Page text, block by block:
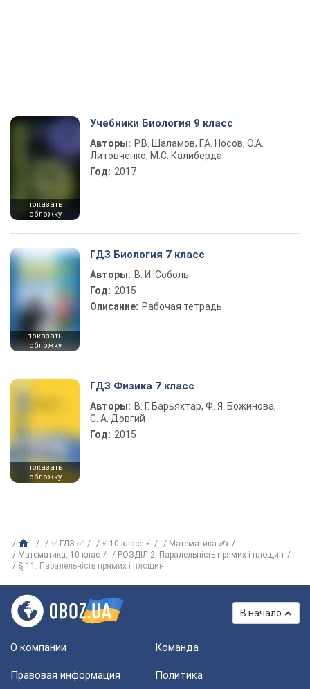
показать
обложку
Учебники Биология 9 класс
Авторы: Р.В. Шаламов, Г.А. Носов, О.А.
Литовченко, М.С. Калиберда
Год: 2017
показать
обложку
ГДЗ Биология 7 класс
Авторы: В. И. Соболь
Год: 2015
Описание: Рабочая тетрадь
показать
обложку
ГДЗ Физика 7 класс
Авторы: В. Г. Барьяхтар, Ф. Я. Божинова,
С. А. Довгий
Год: 2015
✅ ГДЗ ✅ ⚡ 10 класс ⚡
Математика ✍
Математика, 10 клас
РОЗДІЛ 2. Паралельність прямих і площин
§ 11. Паралельність прямих і площин
В начало
О компании Команда
Правовая информация
Политика